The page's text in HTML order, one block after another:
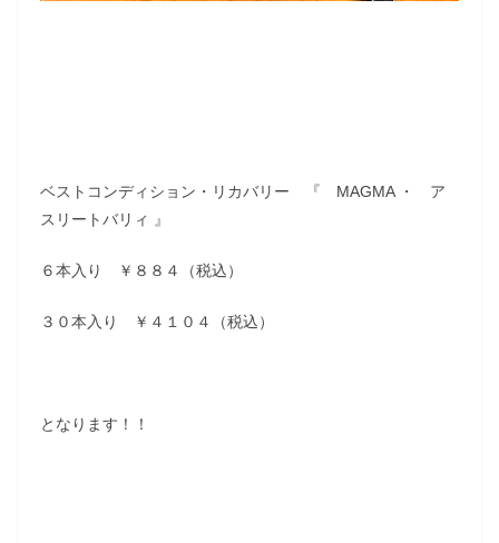
ベストコンディション・リカバリー 『 MAGMA ・ ア
スリートバリィ 』
６本入り ￥８８４（税込）
３０本入り ￥４１０４（税込）
となります！！